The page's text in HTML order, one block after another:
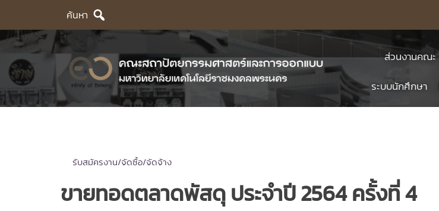
content
ค้นหา
ส่วนงานคณะ
ระบบนักศึกษา
รับสมัครงาน/จัดซื้อ/จัดจ้าง
ขายทอดตลาดพัสดุ ประจำปี 2564 ครั้งที่ 4